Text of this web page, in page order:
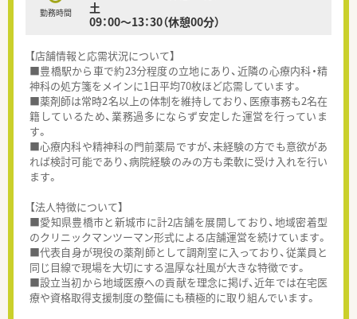
勤務時間
土
09：00～13：30（休憩00分）
【店舗情報と応需状況について】
■豊橋駅から車で約23分程度の立地にあり、近隣の心療内科・精
神科の処方箋をメインに1日平均70枚ほど応需しています。
■薬剤師は常時2名以上の体制を維持しており、医療事務も2名在
籍しているため、業務過多にならず安定した運営を行っていま
す。
■心療内科や精神科の門前薬局ですが、未経験の方でも意欲があ
れば検討可能であり、病院経験のみの方も柔軟に受け入れを行い
ます。
【法人特徴について】
■愛知県豊橋市と新城市に計2店舗を展開しており、地域密着型
のクリニックマンツーマン形式による店舗運営を続けています。
■代表自身が現役の薬剤師として調剤室に入っており、従業員と
同じ目線で現場を大切にする温厚な社風が大きな特徴です。
■設立当初から地域医療への貢献を理念に掲げ、近年では在宅医
療や資格取得支援制度の整備にも積極的に取り組んでいます。